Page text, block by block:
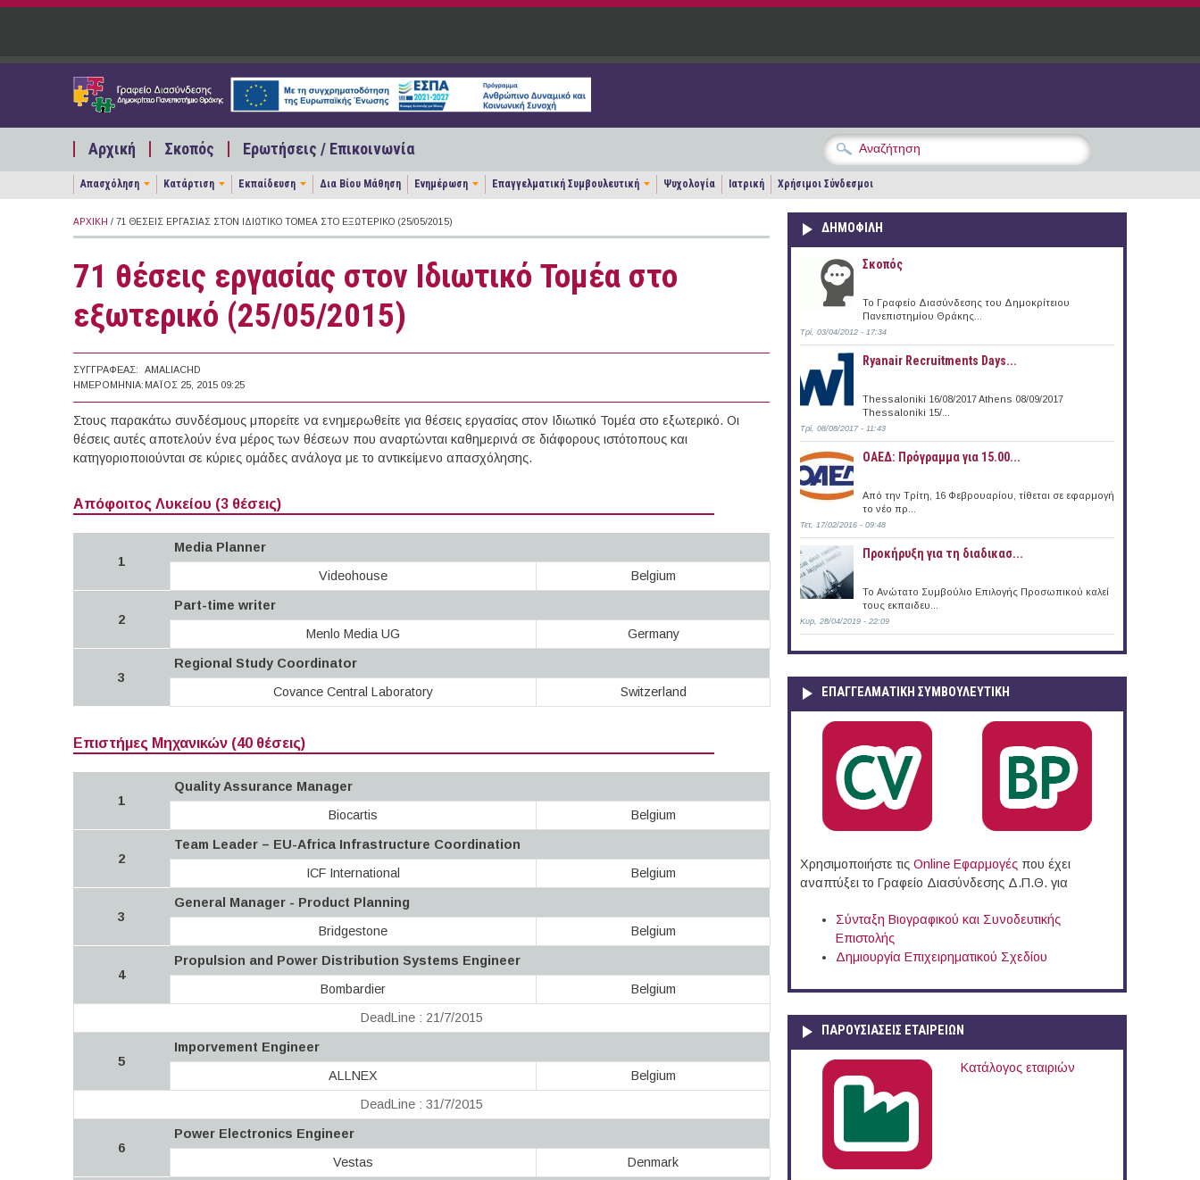
Παράκαμψη προς το κυρίως περιεχόμενο
Αρχική Σκοπός Ερωτήσεις / Επικοινωνία
Απασχόληση Κατάρτιση Εκπαίδευση Δια Βίου Μάθηση Ενημέρωση Επαγγελματική Συμβουλευτική Ψυχολογία Ιατρική Χρήσιμοι Σύνδεσμοι
ΑΡΧΙΚΉ / 71 ΘΈΣΕΙΣ ΕΡΓΑΣΊΑΣ ΣΤΟΝ ΙΔΙΩΤΙΚΌ ΤΟΜΈΑ ΣΤΟ ΕΞΩΤΕΡΙΚΌ (25/05/2015)
71 θέσεις εργασίας στον Ιδιωτικό Τομέα στο
εξωτερικό (25/05/2015)
ΣΥΓΓΡΑΦΈΑΣ:
AMALIACHD
ΗΜΕΡΟΜΗΝΊΑ: ΜΆΙΟΣ 25, 2015 09:25
Στους παρακάτω συνδέσμους μπορείτε να ενημερωθείτε για θέσεις εργασίας στον Ιδιωτικό Τομέα στο εξωτερικό. Οι
θέσεις αυτές αποτελούν ένα μέρος των θέσεων που αναρτώνται καθημερινά σε διάφορους ιστότοπους και
κατηγοριοποιούνται σε κύριες ομάδες ανάλογα με το αντικείμενο απασχόλησης.
Απόφοιτος Λυκείου (3 θέσεις)
1
Media Planner
Videohouse
Belgium
2
Part-time writer
Menlo Media UG
Germany
3
Regional Study Coordinator
Covance Central Laboratory
Switzerland
Επιστήμες Μηχανικών (40 θέσεις)
1
Quality Assurance Manager
Biocartis
Belgium
2
Team Leader – EU-Africa Infrastructure Coordination
ICF International
Belgium
3
General Manager - Product Planning
Bridgestone
Belgium
4
Propulsion and Power Distribution Systems Engineer
Bombardier
Belgium
DeadLine : 21/7/2015
5
Imporvement Engineer
ALLNEX
Belgium
DeadLine : 31/7/2015
6
Power Electronics Engineer
Vestas
Denmark
ΔΗΜΟΦΙΛΗ
Σκοπός
Το Γραφείο Διασύνδεσης του Δημοκρίτειου
Πανεπιστημίου Θράκης...
Τρί, 03/04/2012 - 17:34
Ryanair Recruitments Days...
Thessaloniki 16/08/2017 Athens 08/09/2017
Thessaloniki 15/...
Τρί, 08/08/2017 - 11:43
ΟΑΕΔ: Πρόγραμμα για 15.00...
Από την Τρίτη, 16 Φεβρουαρίου, τίθεται σε εφαρμογή
το νέο πρ...
Τετ, 17/02/2016 - 09:48
Προκήρυξη για τη διαδικασ...
Το Ανώτατο Συμβούλιο Επιλογής Προσωπικού καλεί
τους εκπαιδευ...
Κυρ, 28/04/2019 - 22:09
ΕΠΑΓΓΕΛΜΑΤΙΚΉ ΣΥΜΒΟΥΛΕΥΤΙΚΉ
Χρησιμοποιήστε τις Online Eφαρμογές που έχει
αναπτύξει το Γραφείο Διασύνδεσης Δ.Π.Θ. για
Σύνταξη Βιογραφικού και Συνοδευτικής
Επιστολής
Δημιουργία Επιχειρηματικού Σχεδίου
ΠΑΡΟΥΣΙΆΣΕΙΣ ΕΤΑΙΡΕΙΏΝ
Κατάλογος εταιριών